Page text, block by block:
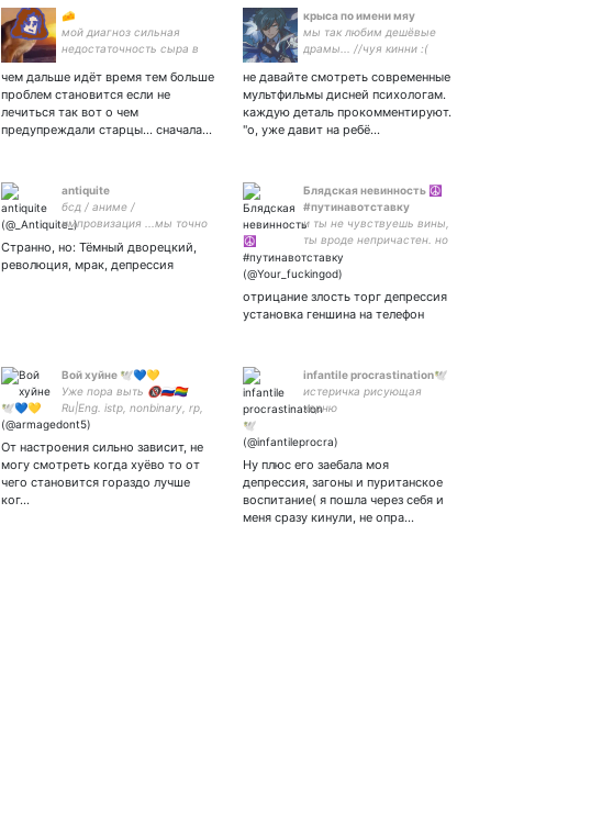
🧀
мой диагноз сильная
недостаточность сыра в
на лечение 😢
чем дальше идёт время тем больше
проблем становится если не
лечиться так вот о чем
предупреждали старцы... сначала…
крыса по имени мяу
мы так любим дешёвые
драмы... //чуя кинни :(
не давайте смотреть современные
мультфильмы дисней психологам.
каждую деталь прокомментируют.
"о, уже давит на ребё…
antiquite
бсд / аниме /
импровизация ...мы точно
не будем спать...
Странно, но: Тёмный дворецкий,
революция, мрак, депрессия
Блядская невинность ☮️
#путинавотставку
и ты не чувствуешь вины,
ты вроде непричастен. но
равнодушие считаю
соучастием.
отрицание злость торг депрессия
установка геншина на телефон
Вой хуйне 🕊💙💛
Уже пора выть 🔞🇷🇺🏳️‍🌈
Ru|Eng. istp, nonbinary, rp,
doomer, activist, feminist.
Tf2, HS, APH She/her or
he/him #nowar #нетвойне
От настроения сильно зависит, не
могу смотреть когда хуёво то от
чего становится гораздо лучше
ког…
infantile procrastination🕊️
истеричка рисующая
херню
Ну плюс его заебала моя
депрессия, загоны и пуританское
воспитание( я пошла через себя и
меня сразу кинули, не опра…